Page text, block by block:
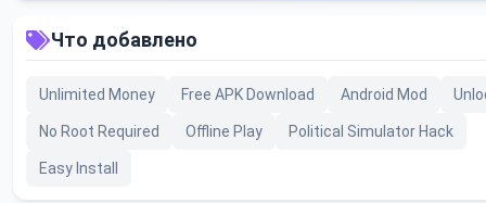
Что добавлено
Unlimited Money Free APK Download Android Mod
No Root Required Offline Play Political Simulator Hack
Easy Install